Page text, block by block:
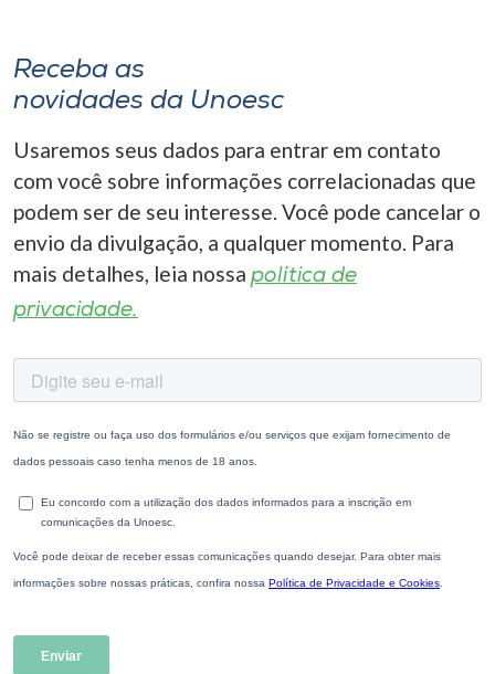
Receba as
novidades da Unoesc
Usaremos seus dados para entrar em contato
com você sobre informações correlacionadas que
podem ser de seu interesse. Você pode cancelar o
envio da divulgação, a qualquer momento. Para
mais detalhes, leia nossa política de
privacidade.